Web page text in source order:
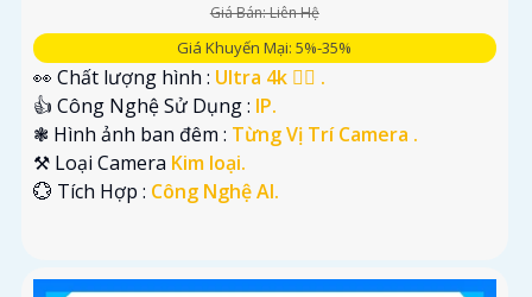
Giá Bán: Liên Hệ
Giá Khuyến Mại: 5%-35%
👀 Chất lượng hình : Ultra 4k 👍🏾 .
👍 Công Nghệ Sử Dụng : IP.
❃ Hình ảnh ban đêm : Từng Vị Trí Camera .
⚒ Loại Camera Kim loại.
️💮 Tích Hợp : Công Nghệ AI.